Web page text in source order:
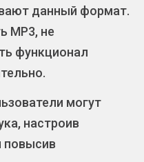
данный формат.
МР3, не
функционал
могут
настроив
повысив